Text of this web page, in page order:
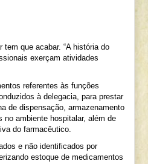
que acabar. “A história do
exerçam atividades
referentes às funções
à delegacia, para prestar
de dispensação, armazenamento
ambiente hospitalar, além de
do farmacêutico.
e não identificados por
estoque de medicamentos